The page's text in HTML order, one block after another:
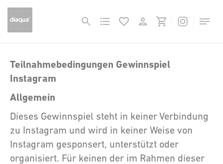
Teilnahmebedingungen Gewinnspiel
Instagram
Allgemein
Dieses Gewinnspiel steht in keiner Verbindung
zu Instagram und wird in keiner Weise von
Instagram gesponsert, unterstützt oder
organisiert. Für keinen der im Rahmen dieser